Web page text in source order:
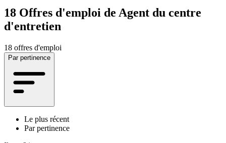
18 Offres d'emploi de Agent du centre
d'entretien
18 offres d'emploi
Par pertinence
Le plus récent
Par pertinence